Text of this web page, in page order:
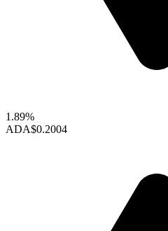
1.89%
ADA$0.2004